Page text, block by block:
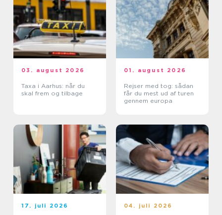
03. august 2026
Taxa i Aarhus: når du
skal frem og tilbage
01. august 2026
Rejser med tog: sådan
får du mest ud af turen
gennem europa
17. juli 2026 04. juli 2026